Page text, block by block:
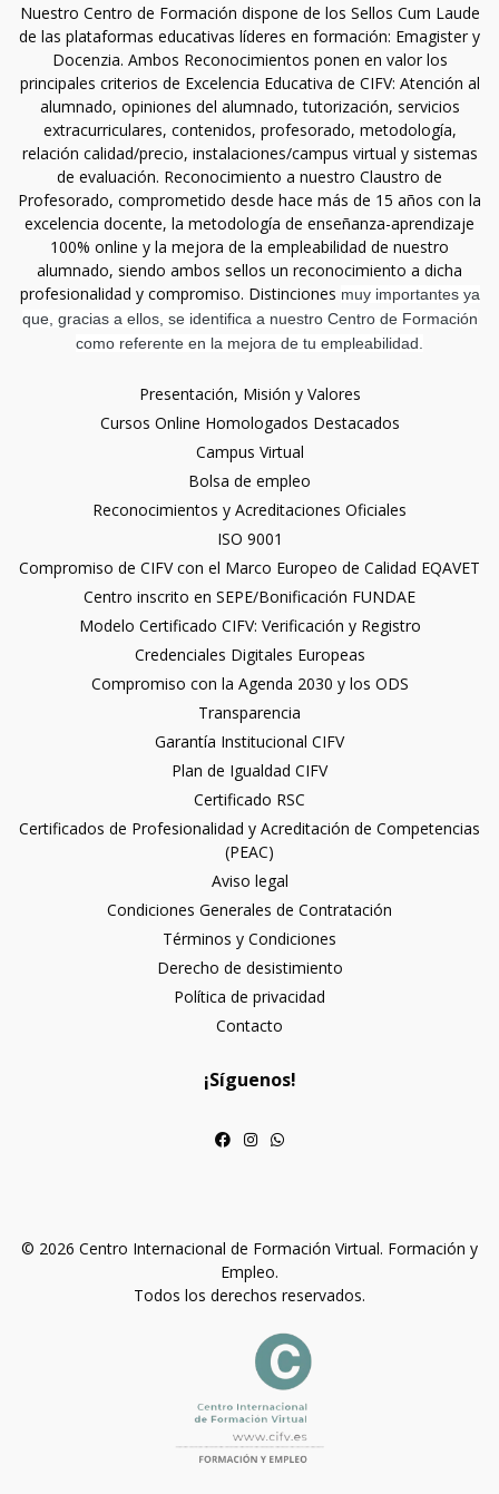
Nuestro Centro de Formación dispone de los Sellos Cum Laude
de las plataformas educativas líderes en formación: Emagister y
Docenzia. Ambos Reconocimientos ponen en valor los
principales criterios de Excelencia Educativa de CIFV: Atención al
alumnado, opiniones del alumnado, tutorización, servicios
extracurriculares, contenidos, profesorado, metodología,
relación calidad/precio, instalaciones/campus virtual y sistemas
de evaluación. Reconocimiento a nuestro Claustro de
Profesorado, comprometido desde hace más de 15 años con la
excelencia docente, la metodología de enseñanza-aprendizaje
100% online y la mejora de la empleabilidad de nuestro
alumnado, siendo ambos sellos un reconocimiento a dicha
profesionalidad y compromiso. Distinciones muy importantes ya
que, gracias a ellos, se identifica a nuestro Centro de Formación
como referente en la mejora de tu empleabilidad.
Presentación, Misión y Valores
Cursos Online Homologados Destacados
Campus Virtual
Bolsa de empleo
Reconocimientos y Acreditaciones Oficiales
ISO 9001
Compromiso de CIFV con el Marco Europeo de Calidad EQAVET
Centro inscrito en SEPE/Bonificación FUNDAE
Modelo Certificado CIFV: Verificación y Registro
Credenciales Digitales Europeas
Compromiso con la Agenda 2030 y los ODS
Transparencia
Garantía Institucional CIFV
Plan de Igualdad CIFV
Certificado RSC
Certificados de Profesionalidad y Acreditación de Competencias
(PEAC)
Aviso legal
Condiciones Generales de Contratación
Términos y Condiciones
Derecho de desistimiento
Política de privacidad
Contacto
¡Síguenos!
© 2026 Centro Internacional de Formación Virtual. Formación y
Empleo.
Todos los derechos reservados.